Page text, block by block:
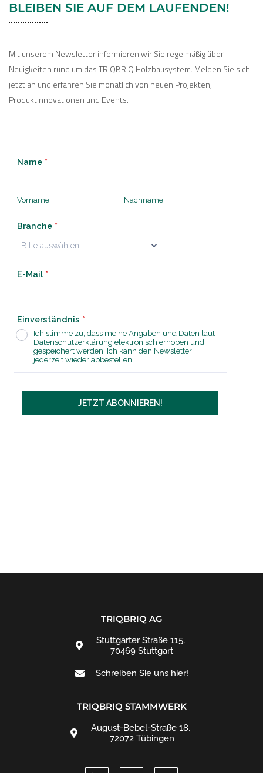
BLEIBEN SIE AUF DEM LAUFENDEN!
Mit unserem Newsletter informieren wir Sie regelmäßig über
Neuigkeiten rund um das TRIQBRIQ Holzbausystem. Melden Sie sich
jetzt an und erfahren Sie monatlich von neuen Projekten,
Produktinnovationen und Events.
TRIQBRIQ AG
Stuttgarter Straße 115,
70469 Stuttgart
Schreiben Sie uns hier!
TRIQBRIQ STAMMWERK
August-Bebel-Straße 18,
72072 Tübingen